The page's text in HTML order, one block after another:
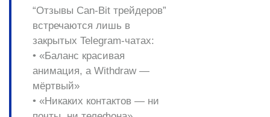
“Отзывы Can‑Bit трейдеров”
встречаются лишь в
закрытых Telegram‑чатах:
• «Баланс красивая
анимация, а Withdraw —
мёртвый»
• «Никаких контактов — ни